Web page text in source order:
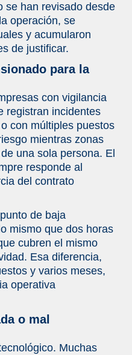
de seguridad
híbrida y por qué
análisis de costo-
ante la
debe revisarse el
de una
para empresas:
en seguridad
en festivos
el 20 de julio y
operativas con
en empresas
se han revisado desde
operación, se
y acumularon
de justificar.
para la
con vigilancia
registran incidentes
con múltiples puestos
mientras zonas
una sola persona. El
responde al
del contrato
de baja
mismo que dos horas
cubren el mismo
Esa diferencia,
y varios meses,
operativa
o mal
Muchas